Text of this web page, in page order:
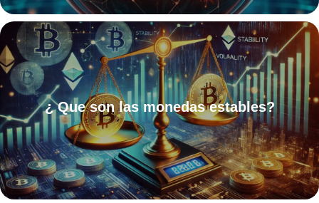
¿ Que son las monedas estables?